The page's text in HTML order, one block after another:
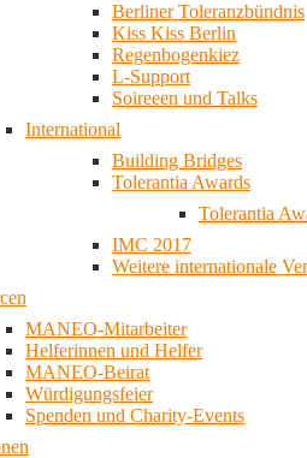
Berliner Toleranzbündnis
Kiss Kiss Berlin
Regenbogenkiez
L-Support
Soireeen und Talks
International
Building Bridges
Tolerantia Awards
Tolerantia
IMC 2017
Weitere internationale
MANEO-Mitarbeiter
Helferinnen und Helfer
MANEO-Beirat
Würdigungsfeier
Spenden und Charity-Events